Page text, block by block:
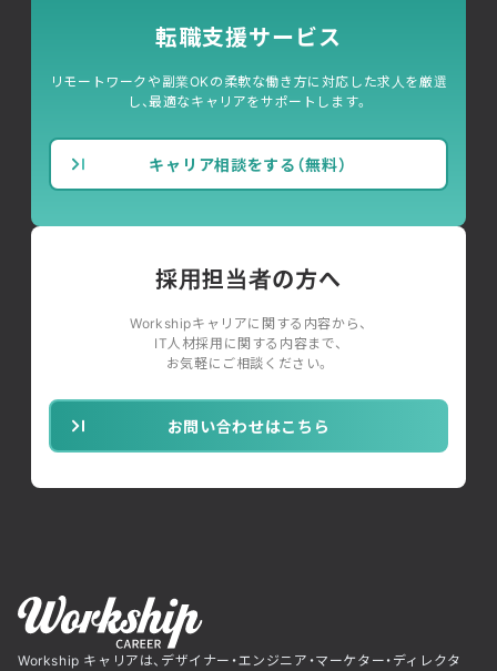
転職支援サービス
リモートワークや副業OKの柔軟な働き方に対応した求人を厳選
し、最適なキャリアをサポートします。
キャリア相談をする（無料）
採用担当者の方へ
Workshipキャリアに関する内容から、
IT人材採用に関する内容まで、
お気軽にご相談ください。
お問い合わせはこちら
Workship キャリアは、デザイナー・エンジニア・マーケター・ディレクタ